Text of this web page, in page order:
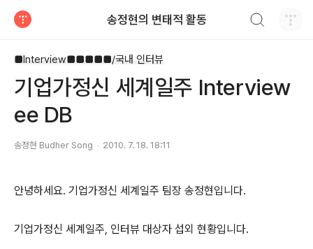
송정현의 변태적 활동
■Interview■■■■■/국내 인터뷰
기업가정신 세계일주 Interview
ee DB
송정현 Budher Song 2010. 7. 18. 18:11
안녕하세요. 기업가정신 세계일주 팀장 송정현입니다.
기업가정신 세계일주, 인터뷰 대상자 섭외 현황입니다.